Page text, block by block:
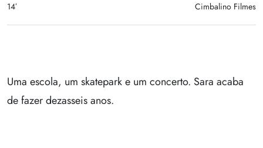
14′
Cimbalino Filmes
Uma escola, um skatepark e um concerto. Sara acaba
de fazer dezasseis anos.